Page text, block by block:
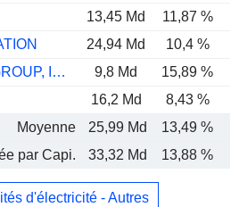
13,45 Md 11,87 %
24,94 Md 10,4 %
WEC ENERGY GROUP, INC.
9,8 Md
15,89 %
16,2 Md 8,43 %
Moyenne
25,99 Md 13,49 %
par Capi.
33,32 Md 13,88 %
d'électricité - Autres